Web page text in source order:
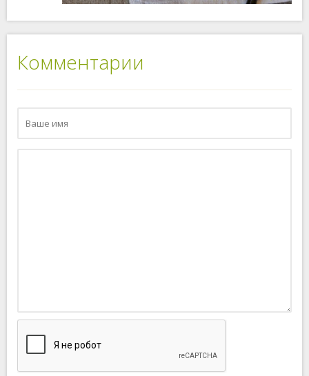
Комментарии